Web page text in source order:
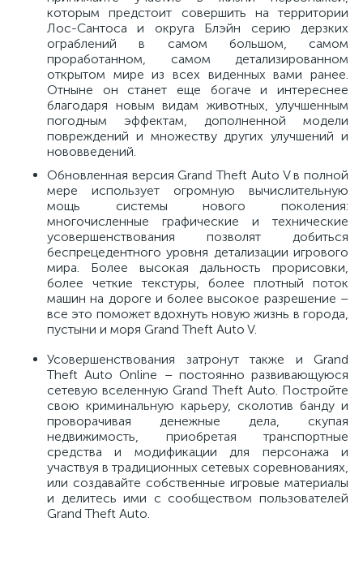
которым предстоит совершить на территории
Лос-Сантоса и округа Блэйн серию дерзких
ограблений в самом большом, самом
проработанном, самом детализированном
открытом мире из всех виденных вами ранее.
Отныне он станет еще богаче и интереснее
благодаря новым видам животных, улучшенным
погодным эффектам, дополненной модели
повреждений и множеству других улучшений и
нововведений.
Обновленная версия Grand Theft Auto V в полной
мере использует огромную вычислительную
мощь системы нового поколения:
многочисленные графические и технические
усовершенствования позволят добиться
беспрецедентного уровня детализации игрового
мира. Более высокая дальность прорисовки,
более четкие текстуры, более плотный поток
машин на дороге и более высокое разрешение –
все это поможет вдохнуть новую жизнь в города,
пустыни и моря Grand Theft Auto V.
Усовершенствования затронут также и Grand
Theft Auto Online – постоянно развивающуюся
сетевую вселенную Grand Theft Auto. Постройте
свою криминальную карьеру, сколотив банду и
проворачивая денежные дела, скупая
недвижимость, приобретая транспортные
средства и модификации для персонажа и
участвуя в традиционных сетевых соревнованиях,
или создавайте собственные игровые материалы
и делитесь ими с сообществом пользователей
Grand Theft Auto.